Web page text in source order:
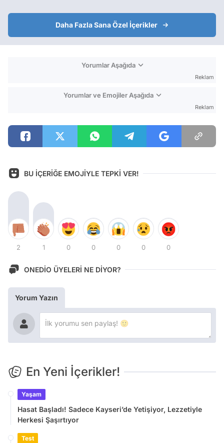
Daha Fazla Sana Özel İçerikler
Yorumlar Aşağıda
Reklam
Yorumlar ve Emojiler Aşağıda
Reklam
BU İÇERİĞE EMOJİYLE TEPKİ VER!
2 1 0 0 0 0 0
ONEDİO ÜYELERİ NE DİYOR?
Yorum Yazın
En Yeni İçerikler!
Yaşam
Hasat Başladı! Sadece Kayseri’de Yetişiyor, Lezzetiyle
Herkesi Şaşırtıyor
Test